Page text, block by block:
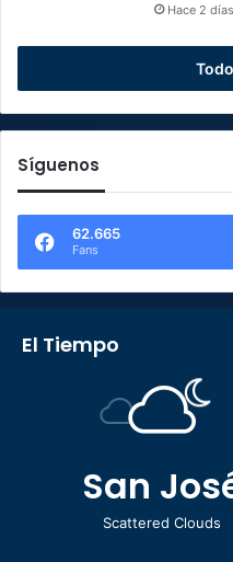
Hace 2 días
Síguenos
62.665
Fans
El Tiempo
San
Scattered Clouds